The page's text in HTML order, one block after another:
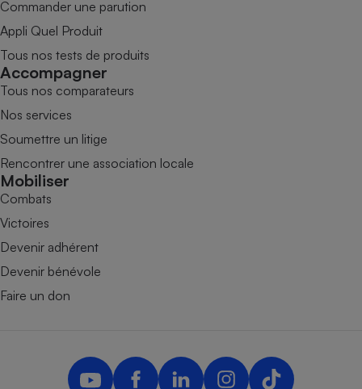
Commander une parution
Appli Quel Produit
Tous nos tests de produits
Accompagner
Tous nos comparateurs
Nos services
Soumettre un litige
Rencontrer une association locale
Mobiliser
Combats
Victoires
Devenir adhérent
Devenir bénévole
Faire un don